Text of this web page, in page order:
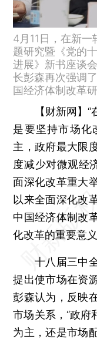
4月11日，在新
题研究暨《党的
进展》新书座谈
长彭森再次强调
国经济体制改革
【财新网】 “
是要坚持市场化
主，政府最大限
度减少对微观经
面深化改革重大
以来全面深化改
中国经济体制改
化改革的重要意义
十八届三中全
提出使市场在资
彭森认为，反映
市场关系，“政府
为主，还是市场